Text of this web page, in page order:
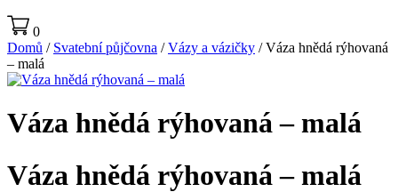
0
Domů / Svatební půjčovna /Vázy a vázičky / Váza hnědá rýhovaná
– malá
Váza hnědá rýhovaná – malá
Váza hnědá rýhovaná – malá